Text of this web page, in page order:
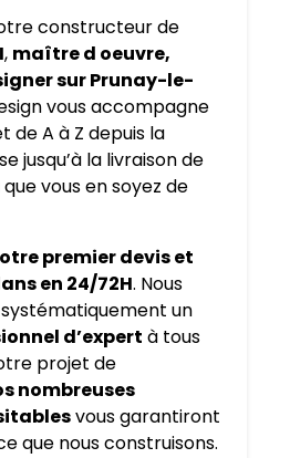
constructeur de
, maître d oeuvre,
sur Prunay-le-
vous accompagne
de A à Z depuis la
jusqu’à la livraison de
vous en soyez de
premier devis et
en 24/72H. Nous
un
d’expert à tous
projet de
nombreuses
vous garantiront
que nous construisons.